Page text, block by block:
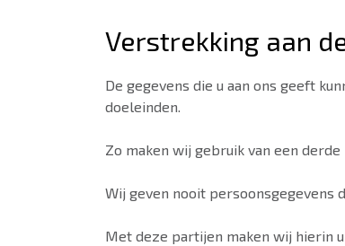
Verstrekking aan
De gegevens die u aan ons geeft
doeleinden.
Zo maken wij gebruik van een
Wij geven nooit persoonsgegevens
Met deze partijen maken wij hierin